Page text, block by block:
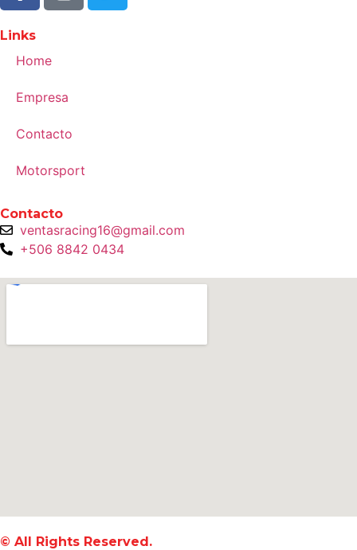
Links
Home
Empresa
Contacto
Motorsport
Contacto
ventasracing16@gmail.com
+506 8842 0434
© All Rights Reserved.